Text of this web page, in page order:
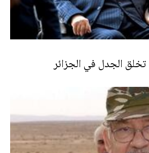
تخلق الجدل في الجزائر